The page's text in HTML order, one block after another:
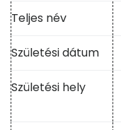
Teljes név
Születési dátum
Születési hely